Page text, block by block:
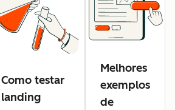
Como testar
landing
Melhores
exemplos
de